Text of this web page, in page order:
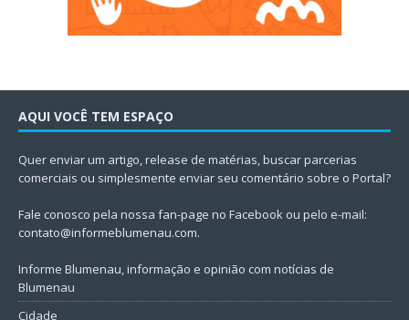
AQUI VOCÊ TEM ESPAÇO
Quer enviar um artigo, release de matérias, buscar parcerias
comerciais ou simplesmente enviar seu comentário sobre o Portal?
Fale conosco pela nossa fan-page no Facebook ou pelo e-mail:
contato@informeblumenau.com.
Informe Blumenau, informação e opinião com notícias de
Blumenau
Cidade